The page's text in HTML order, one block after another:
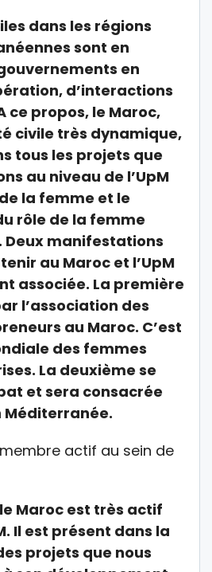
dans les régions
sont en
en
d’interactions
ce propos, le Maroc,
civile très dynamique,
tous les projets que
au niveau de l’UpM
la femme et le
rôle de la femme
Deux manifestations
au Maroc et l’UpM
associée. La première
l’association des
au Maroc. C’est
des femmes
La deuxième se
et sera consacrée
Méditerranée.
actif au sein de
Maroc est très actif
Il est présent dans la
projets que nous